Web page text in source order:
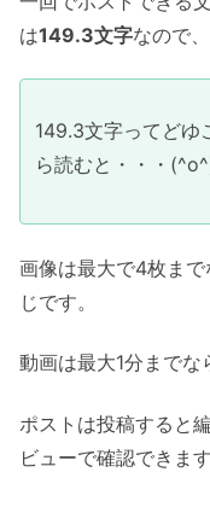
は149.3文字なので
149.3文字ってど
ら読むと・・・
画像は最大で4枚ま
じです。
動画は最大1分までな
ポストは投稿すると
ビューで確認できます